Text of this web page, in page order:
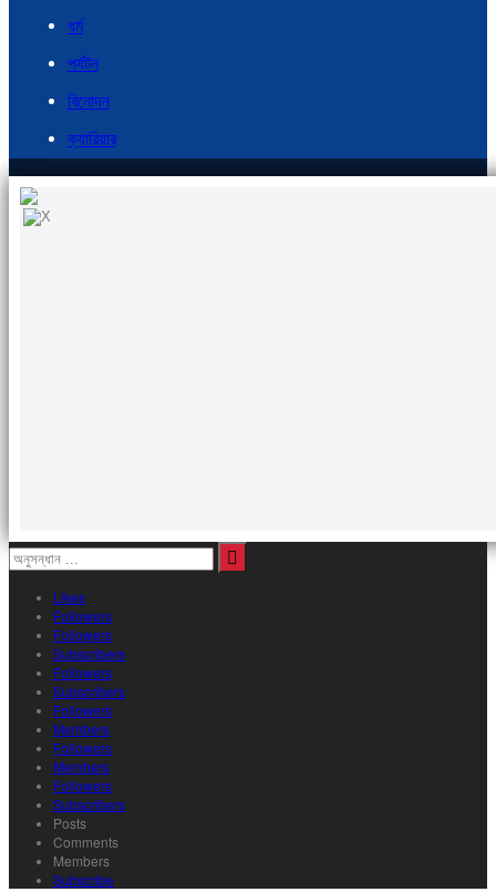
ধর্ম
পর্যটন
বিনোদন
ক্যারিয়ার
Likes
Followers
Followers
Subscribers
Followers
Subscribers
Followers
Members
Followers
Members
Followers
Subscribers
Posts
Comments
Members
Subscribe